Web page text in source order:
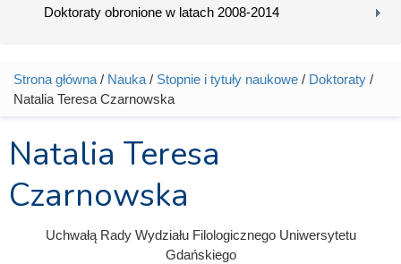
Doktoraty obronione w latach 2008-2014
Jesteś tutaj
Strona główna / Nauka / Stopnie i tytuły naukowe / Doktoraty /
Natalia Teresa Czarnowska
Natalia Teresa
Czarnowska
Uchwałą Rady Wydziału Filologicznego Uniwersytetu
Gdańskiego